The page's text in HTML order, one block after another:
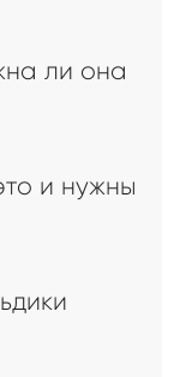
ли она
и нужны